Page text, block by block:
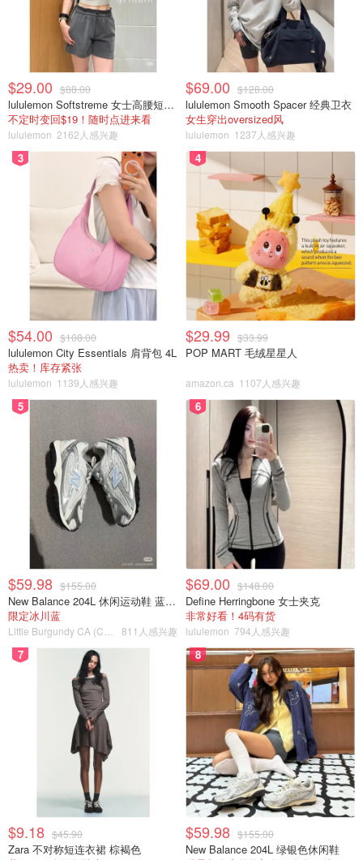
$29.00 $88.00
lululemon Softstreme 女士高腰短裤 10cm
不定时变回$19！随时点进来看
lululemon 2162人感兴趣
$69.00 $128.00
lululemon Smooth Spacer 经典卫衣
女生穿出oversized风
lululemon 1237人感兴趣
3
$54.00 $108.00
lululemon City Essentials 肩背包 4L
热卖！库存紧张
lululemon 1139人感兴趣
4
$29.99 $33.99
POP MART 毛绒星星人
amazon.ca 1107人感兴趣
5
$59.98 $155.00
New Balance 204L 休闲运动鞋 蓝银色
限定冰川蓝
811人感兴趣
6
$69.00 $148.00
Define Herringbone 女士夹克
非常好看！4码有货
lululemon 794人感兴趣
7
$9.18 $45.90
Zara 不对称短连衣裙 棕褐色
8
$59.98 $155.00
New Balance 204L 绿银色休闲鞋